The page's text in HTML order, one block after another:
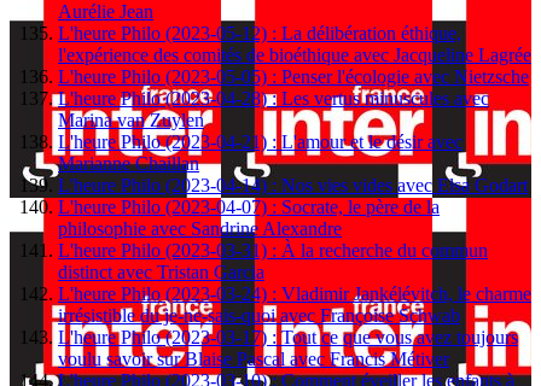
Aurélie Jean
L'heure Philo (2023-05-12) : La délibération éthique,
l'expérience des comités de bioéthique avec Jacqueline Lagrée
L'heure Philo (2023-05-05) : Penser l'écologie avec Nietzsche
L'heure Philo (2023-04-28) : Les vertus minuscules avec
Marina van Zuylen
L'heure Philo (2023-04-21) : L'amour et le désir avec
Marianne Chaillan
L'heure Philo (2023-04-14) : Nos vies vides avec Elsa Godart
L'heure Philo (2023-04-07) : Socrate, le père de la
philosophie avec Sandrine Alexandre
L'heure Philo (2023-03-31) : À la recherche du commun
distinct avec Tristan Garcia
L'heure Philo (2023-03-24) : Vladimir Jankélévitch, le charme
irrésistible du je-ne-sais-quoi avec Françoise Schwab
L'heure Philo (2023-03-17) : Tout ce que vous avez toujours
voulu savoir sur Blaise Pascal avec Francis Métiver
L'heure Philo (2023-03-10) : Comment éveiller les enfants à